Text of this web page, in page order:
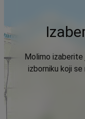
Molimo
izborniku koji se